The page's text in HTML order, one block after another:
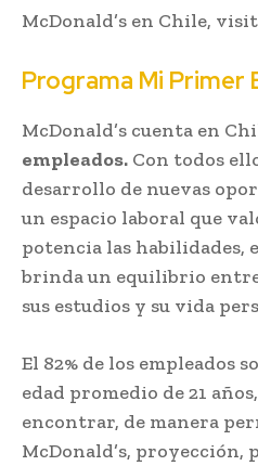
McDonald’s en Chile,
Programa Mi Primer
McDonald’s cuenta en
empleados. Con todos
desarrollo de nuevas
un espacio laboral que
potencia las habilidades,
brinda un equilibrio
sus estudios y su vida
El 82% de los empleados
edad promedio de 21
encontrar, de manera
McDonald’s, proyección,